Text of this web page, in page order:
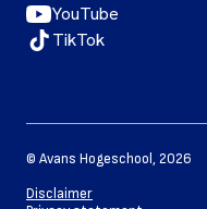
YouTube
TikTok
© Avans Hogeschool ,2026
Disclaimer